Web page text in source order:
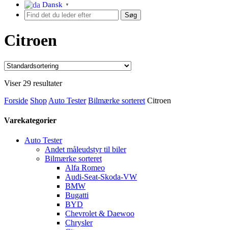
Dansk ▼
Søg
Citroen
Viser 29 resultater
Forside Shop Auto Tester Bilmærke sorteret Citroen
Varekategorier
Auto Tester
Andet måleudstyr til biler
Bilmærke sorteret
Alfa Romeo
Audi-Seat-Skoda-VW
BMW
Bugatti
BYD
Chevrolet & Daewoo
Chrysler